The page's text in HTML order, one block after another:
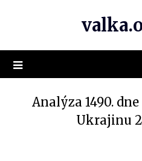
Analýza 1490.
Ukrajinu